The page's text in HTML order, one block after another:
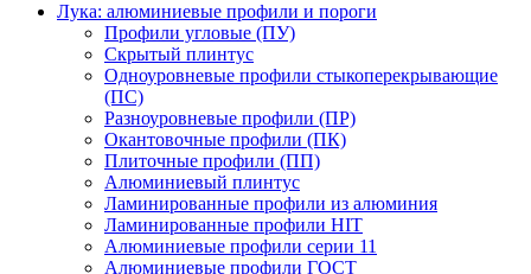
Лука: алюминиевые профили и пороги
Профили угловые (ПУ)
Скрытый плинтус
Одноуровневые профили стыкоперекрывающие
(ПС)
Разноуровневые профили (ПР)
Окантовочные профили (ПК)
Плиточные профили (ПП)
Алюминиевый плинтус
Ламинированные профили из алюминия
Ламинированные профили HIT
Алюминиевые профили серии 11
Алюминиевые профили ГОСТ